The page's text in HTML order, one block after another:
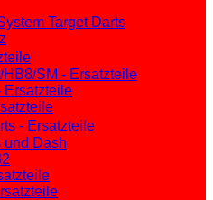
Target Darts
HB8/SM - Ersatzteile
Ersatzteile
- Ersatzteile
und Dash